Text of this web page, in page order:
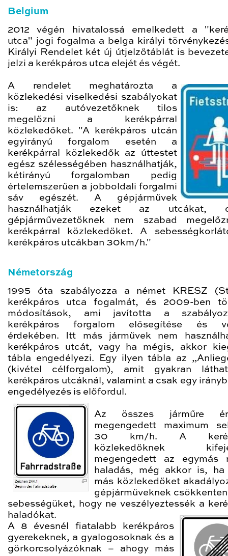
Belgium
2012 végén hivatalossá emelkedett a
utca" jogi fogalma a belga királyi
Királyi Rendelet két új útjelzőtáblát is
jelzi a kerékpáros utca elejét és végét.
A rendelet meghatározta a
közlekedési viselkedési szabályokat
is: az autóvezetőknek tilos
megelőzni a kerékpárral
közlekedőket. "A kerékpáros utcán
egyirányú forgalom esetén a
kerékpárral közlekedők az úttestet
egész szélességében használhatják,
kétirányú forgalomban pedig
értelemszerűen a jobboldali forgalmi
sáv egészét. A gépjárművek
használhatják ezeket az
gépjárművezetőknek nem szabad
kerékpárral közlekedőket. A
kerékpáros utcákban 30km/h."
Németország
1995 óta szabályozza a német KRESZ
kerékpáros utca fogalmát, és 2009-ben
módosítások, ami javította a
kerékpáros forgalom elősegítése és
érdekében. Itt más járművek nem
kerékpáros utcát, vagy ha mégis, akkor
tábla engedélyezi. Egy ilyen tábla az
(kivétel célforgalom), amit gyakran
kerékpáros utcáknál, valamint a csak egy
engedélyezés is előfordul.
Az összes járműre
megengedett maximum
30 km/h. A
közlekedőknek
megengedett az egymás
haladás, még akkor is, ha
más közlekedőket
gépjárműveknek
sebességüket, hogy ne veszélyeztessék a
haladókat.
A 8 évesnél fiatalabb kerékpáros
gyerekeknek, a gyalogosoknak és a
görkorcsolyázóknak – ahogy más